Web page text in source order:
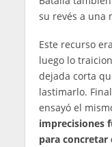
su revés a una
Este recurso
luego lo
dejada corta
lastimarlo.
ensayó el
imprecisiones
para concretar